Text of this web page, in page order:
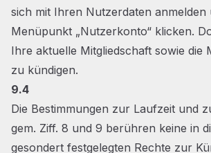
sich mit Ihren Nutzerdaten anmelden
Menüpunkt „Nutzerkonto“ klicken.
Ihre aktuelle Mitgliedschaft sowie die
zu kündigen.
9.4
Die Bestimmungen zur Laufzeit und
gem. Ziff. 8 und 9 berühren keine in
gesondert festgelegten Rechte zur